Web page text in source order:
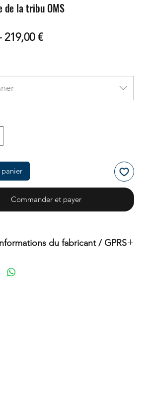
de la tribu OMS
Prix
219,00 €Prix
Commander et payer
du fabricant / GPRS
(Systèmes de gestion des océans)